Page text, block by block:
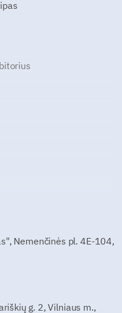
Nemenčinės pl. 4E-104,
g. 2, Vilniaus m.,